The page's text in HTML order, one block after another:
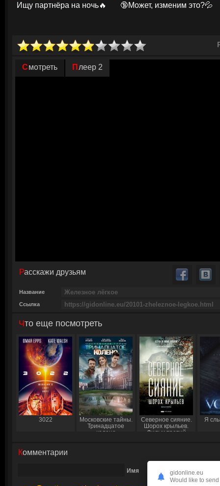
Ищу партнёра на ночь🔥 🔞Может, изменим это?💦
Смотреть Плеер 2
Расскажи друзьям
Название
Ссылка
Что еще посмотреть
3022
Московские тайны.
Тринадцатое
колено
Северное сияние.
Шорох крыльев.
Фильм третий
Я
Комментарии
Имя
gidonline.eu
Would like to